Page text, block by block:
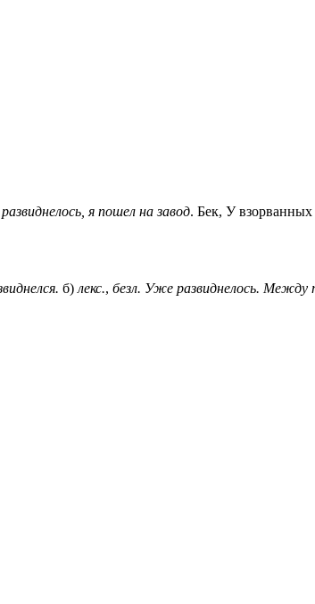
я пошел на завод. Бек, У взорванных
б) лекс., безл. Уже развиднелось. Между